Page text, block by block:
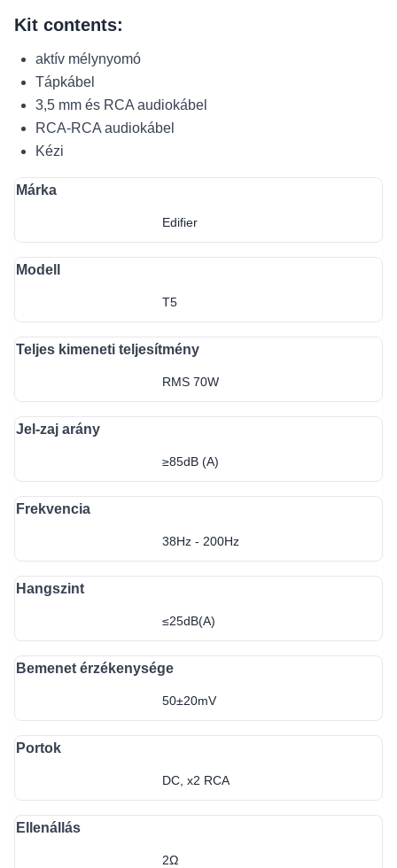
Kit contents:
aktív mélynyomó
Tápkábel
3,5 mm és RCA audiokábel
RCA-RCA audiokábel
Kézi
Márka
Edifier
Modell
T5
Teljes kimeneti teljesítmény
RMS 70W
Jel-zaj arány
≥85dB (A)
Frekvencia
38Hz - 200Hz
Hangszint
≤25dB(A)
Bemenet érzékenysége
50±20mV
Portok
DC, x2 RCA
Ellenállás
2Ω